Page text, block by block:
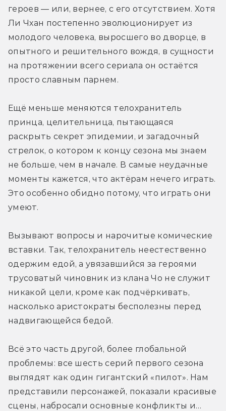
героев — или, вернее, с его отсутствием. Хотя
Ли Чхан постепенно эволюционирует из
молодого человека, выросшего во дворце, в
опытного и решительного вождя, в сущности
на протяжении всего сериала он остаётся
просто славным парнем.
Ещё меньше меняются телохранитель
принца, целительница, пытающаяся
раскрыть секрет эпидемии, и загадочный
стрелок, о котором к концу сезона мы знаем
не больше, чем в начале. В самые неудачные
моменты кажется, что актёрам нечего играть.
Это особенно обидно потому, что играть они
умеют.
Вызывают вопросы и нарочитые комические
вставки. Так, телохранитель неестественно
одержим едой, а увязавшийся за героями
трусоватый чиновник из клана Чо не служит
никакой цели, кроме как подчёркивать,
насколько аристократы бесполезны перед
надвигающейся бедой.
Всё это часть другой, более глобальной
проблемы: все шесть серий первого сезона
выглядят как один гигантский «пилот». Нам
представили персонажей, показали красивые
сцены, набросали основные конфликты и…